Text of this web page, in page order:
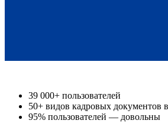
39 000+ пользователей
50+ видов кадровых документов
95% пользователей — довольны